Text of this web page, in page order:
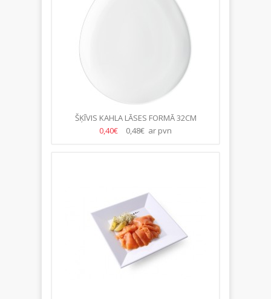
ŠĶĪVIS KAHLA LĀSES FORMĀ 32CM
0,40€
0,48€ ar pvn